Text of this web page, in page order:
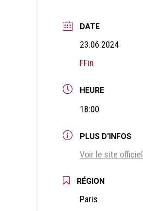
DATE
23.06.2024
FFin
HEURE
18:00
PLUS D'INFOS
Voir le site officiel
RÉGION
Paris